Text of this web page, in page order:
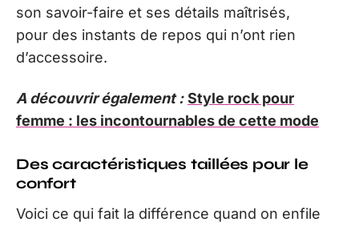
son savoir-faire et ses détails maîtrisés,
pour des instants de repos qui n’ont rien
d’accessoire.
A découvrir également : Style rock pour
femme : les incontournables de cette mode
Des caractéristiques taillées pour le
confort
Voici ce qui fait la différence quand on enfile